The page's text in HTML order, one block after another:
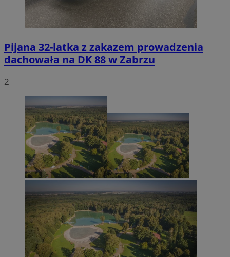
Pijana 32-latka z zakazem prowadzenia
dachowała na DK 88 w Zabrzu
2